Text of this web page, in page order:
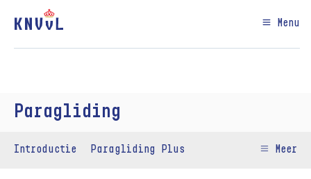
Menu
Paragliding
Introductie Paragliding Plus Meer